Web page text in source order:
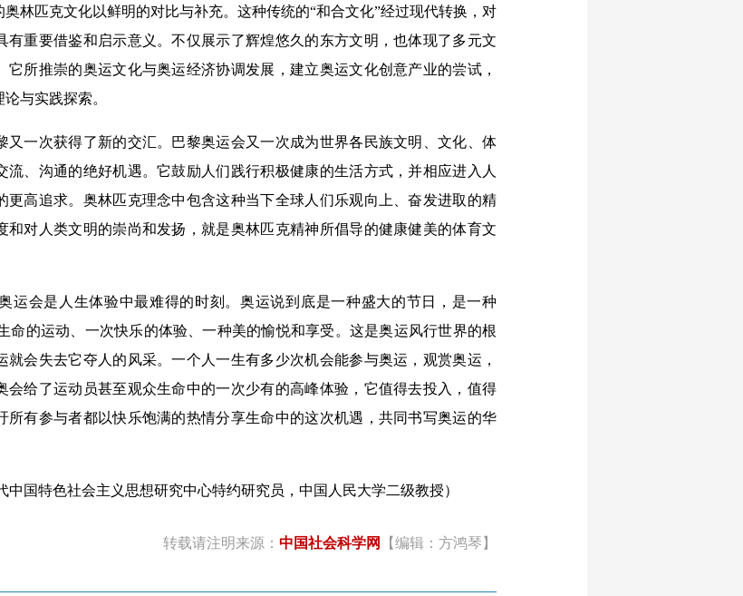
林匹克文化以鲜明的对比与补充。这种传统的“和合文化”经过现代转换，对
有重要借鉴和启示意义。不仅展示了辉煌悠久的东方文明，也体现了多元文
它所推崇的奥运文化与奥运经济协调发展，建立奥运文化创意产业的尝试，
与实践探索。
一次获得了新的交汇。巴黎奥运会又一次成为世界各民族文明、文化、体
流、沟通的绝好机遇。它鼓励人们践行积极健康的生活方式，并相应进入人
更高追求。奥林匹克理念中包含这种当下全球人们乐观向上、奋发进取的精
和对人类文明的崇尚和发扬，就是奥林匹克精神所倡导的健康健美的体育文
会是人生体验中最难得的时刻。奥运说到底是一种盛大的节日，是一种
命的运动、一次快乐的体验、一种美的愉悦和享受。这是奥运风行世界的根
就会失去它夺人的风采。一个人一生有多少次机会能参与奥运，观赏奥运，
会给了运动员甚至观众生命中的一次少有的高峰体验，它值得去投入，值得
所有参与者都以快乐饱满的热情分享生命中的这次机遇，共同书写奥运的华
中国特色社会主义思想研究中心特约研究员，中国人民大学二级教授）
转载请注明来源： 中国社会科学网 【编辑：方鸿琴】